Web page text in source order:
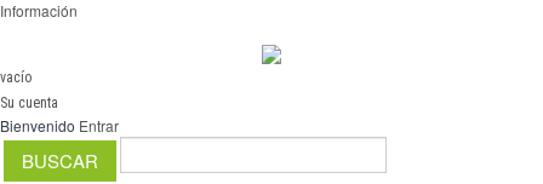
Información
vacío
Su cuenta
Bienvenido Entrar